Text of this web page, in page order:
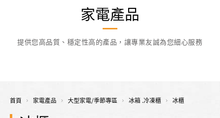
家電產品
提供您高品質、穩定性高的產品，讓專業友誠為您細心服務
首頁 家電產品 大型家電/季節專區 冰箱 .冷凍櫃 冰櫃